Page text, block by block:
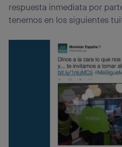
respuesta inmediata por
tenemos en los siguientes